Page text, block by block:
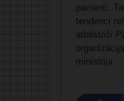
pacienti.
tendenci
atbilstoši
ministrija.